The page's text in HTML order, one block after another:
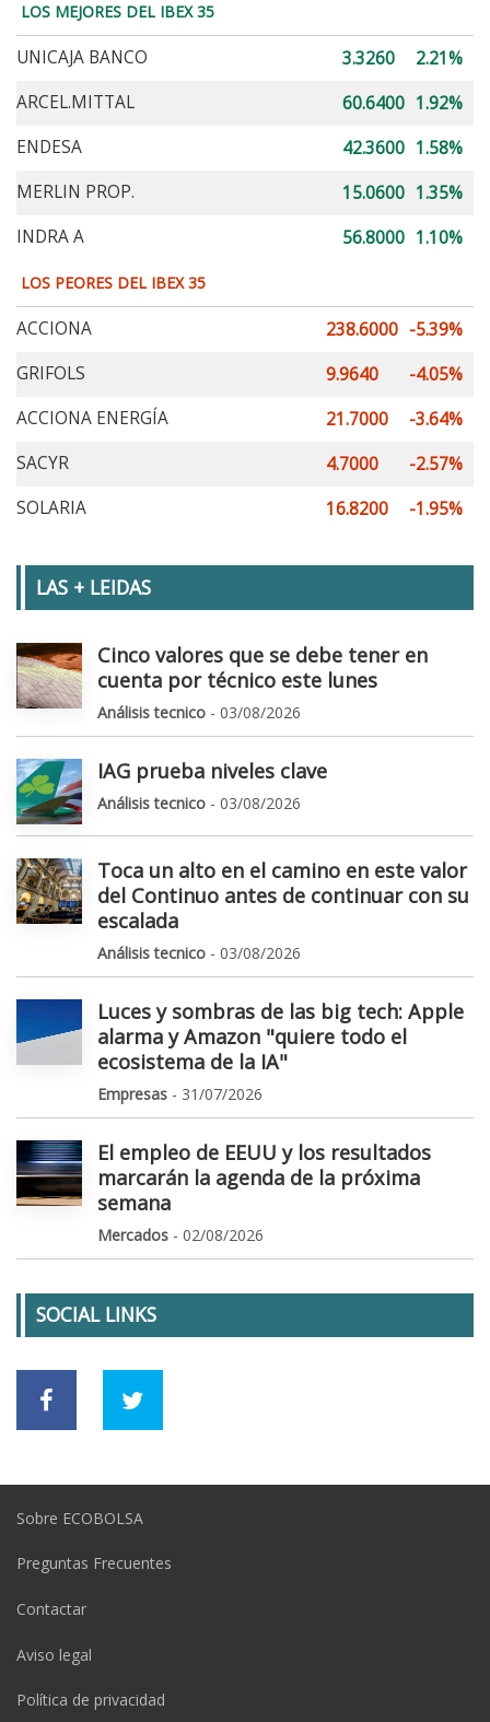
LOS MEJORES DEL IBEX 35
UNICAJA BANCO 3.3260
2.21%
ARCEL.MITTAL
60.6400 1.92%
ENDESA
42.3600 1.58%
MERLIN PROP.
15.0600 1.35%
INDRA A
56.8000 1.10%
LOS PEORES DEL IBEX 35
ACCIONA 238.6000 -5.39%
GRIFOLS
9.9640
-4.05%
ACCIONA ENERGÍA
21.7000
-3.64%
SACYR
4.7000
-2.57%
SOLARIA
16.8200 -1.95%
LAS + LEIDAS
Cinco valores que se debe tener en
cuenta por técnico este lunes
Análisis tecnico - 03/08/2026
IAG prueba niveles clave
Análisis tecnico - 03/08/2026
Toca un alto en el camino en este valor
del Continuo antes de continuar con su
escalada
Análisis tecnico - 03/08/2026
Luces y sombras de las big tech: Apple
alarma y Amazon "quiere todo el
ecosistema de la IA"
Empresas - 31/07/2026
El empleo de EEUU y los resultados
marcarán la agenda de la próxima
semana
Mercados - 02/08/2026
SOCIAL LINKS
Sobre ECOBOLSA
Preguntas Frecuentes
Contactar
Aviso legal
Política de privacidad